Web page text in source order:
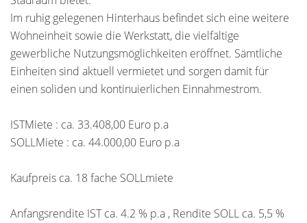
Im ruhig gelegenen Hinterhaus befindet sich eine weitere
Wohneinheit sowie die Werkstatt, die vielfältige
gewerbliche Nutzungsmöglichkeiten eröffnet. Sämtliche
Einheiten sind aktuell vermietet und sorgen damit für
einen soliden und kontinuierlichen Einnahmestrom.
ISTMiete : ca. 33.408,00 Euro p.a
SOLLMiete : ca. 44.000,00 Euro p.a
Kaufpreis ca. 18 fache SOLLmiete
Anfangsrendite IST ca. 4.2 % p.a , Rendite SOLL ca. 5,5 %